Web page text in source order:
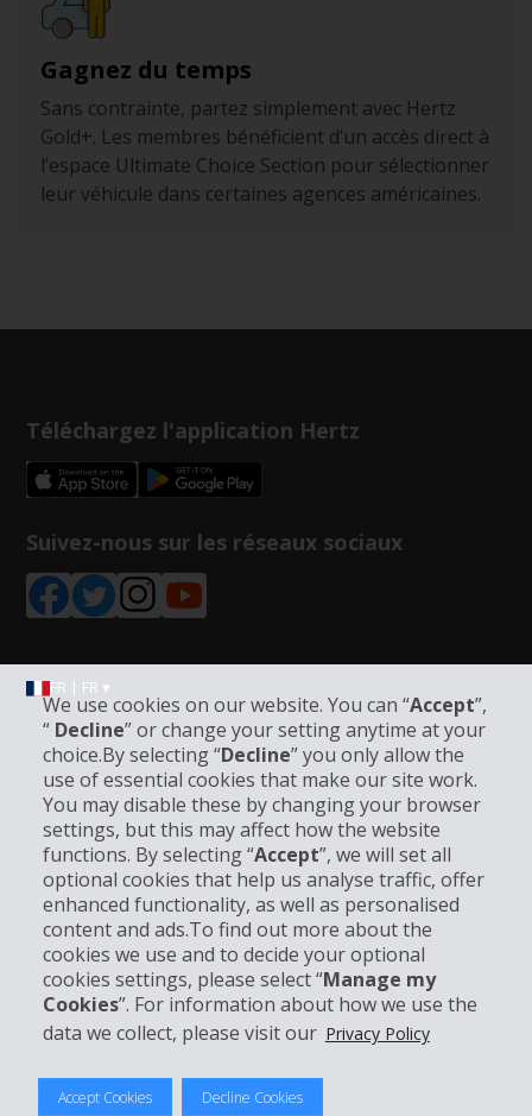
We use cookies on our website. You can “Accept”,
“ Decline” or change your setting anytime at your
choice.By selecting “Decline” you only allow the
use of essential cookies that make our site work.
You may disable these by changing your browser
settings, but this may affect how the website
functions. By selecting “Accept”, we will set all
optional cookies that help us analyse traffic, offer
enhanced functionality, as well as personalised
content and ads.To find out more about the
cookies we use and to decide your optional
cookies settings, please select “Manage my
Cookies”. For information about how we use the
data we collect, please visit our Privacy Policy
Accept Cookies Decline Cookies
Gagnez du temps
Sans contrainte, partez simplement avec Hertz
Gold+. Les membres bénéficient d’un accès direct à
l’espace Ultimate Choice Section pour sélectionner
leur véhicule dans certaines agences américaines.
Téléchargez l'application Hertz
Suivez-nous sur les réseaux sociaux
FR | FR ▾
Informations sur l'entreprise
Entreprise
Support client
Réserver avec Hertz
© 2026 The Hertz System, Inc.